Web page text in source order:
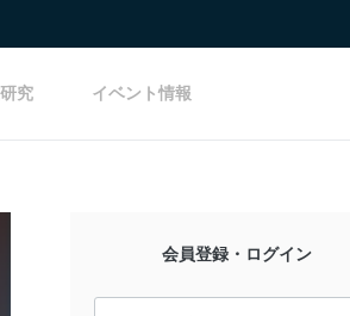
究 イベント情報
会員登録・ログイン